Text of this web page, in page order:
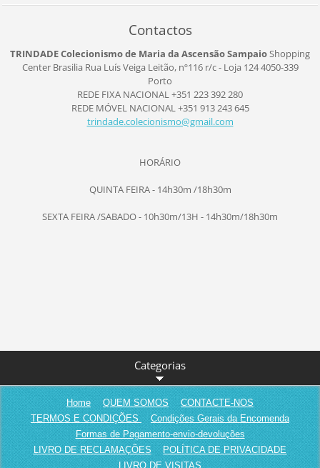
Contactos
TRINDADE Colecionismo de Maria da Ascensão SampaioShopping
Center Brasilia Rua Luís Veiga Leitão, nº116r/c - Loja 1244050-339
Porto
REDE FIXA NACIONAL +351 223 392 280
REDE MÓVEL NACIONAL +351 913 243 645
trindade.colecionismo@gmail.com
HORÁRIO
QUINTA FEIRA - 14h30m /18h30m
SEXTA FEIRA /SABADO - 10h30m/13H - 14h30m/18h30m
Categorias
Home QUEM SOMOS
CONTACTE-NOS
TERMOS E CONDIÇÕES
Condições Gerais da Encomenda
Formas de Pagamento-envio-devoluções
LIVRO DE RECLAMAÇÕES
POLÍTICA DE PRIVACIDADE
LIVRO DE VISITAS